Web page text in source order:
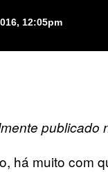
12:05pm
publicado
há muito com